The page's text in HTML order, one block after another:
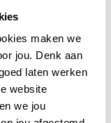
maken we
jou. Denk aan
laten werken
website
we jou